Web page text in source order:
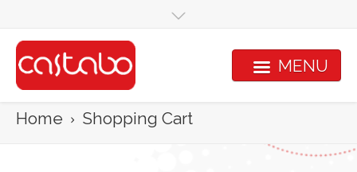
MENU
Home Shopping Cart